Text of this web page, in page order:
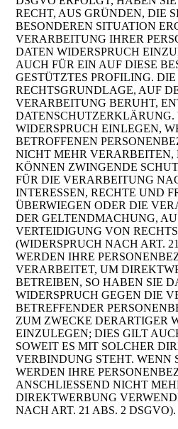
RECHT, AUS GRÜNDEN, DIE
BESONDEREN SITUATION
VERARBEITUNG IHRER
DATEN WIDERSPRUCH
AUCH FÜR EIN AUF DIESE
GESTÜTZTES PROFILING.
RECHTSGRUNDLAGE, AUF
VERARBEITUNG BERUHT,
DATENSCHUTZERKLÄRUNG.
WIDERSPRUCH EINLEGEN,
BETROFFENEN
NICHT MEHR VERARBEITEN,
KÖNNEN ZWINGENDE
FÜR DIE VERARBEITUNG
INTERESSEN, RECHTE UND
ÜBERWIEGEN ODER DIE
DER GELTENDMACHUNG,
VERTEIDIGUNG VON
(WIDERSPRUCH NACH ART.
WERDEN IHRE
VERARBEITET, UM
BETREIBEN, SO HABEN SIE
WIDERSPRUCH GEGEN DIE
BETREFFENDER
ZUM ZWECKE DERARTIGER
EINZULEGEN; DIES GILT
SOWEIT ES MIT SOLCHER
VERBINDUNG STEHT. WENN
WERDEN IHRE
ANSCHLIESSEND NICHT
DIREKTWERBUNG
NACH ART. 21 ABS. 2 DSGVO).